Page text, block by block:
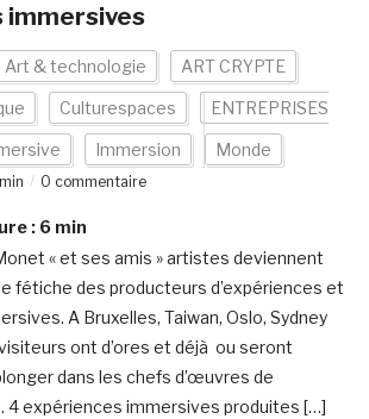
immersives
Art & technologie ART CRYPTE
Culturespaces ENTREPRISES
Immersion Monde
0 commentaire
: 6 min
« et ses amis » artistes deviennent
fétiche des producteurs d’expériences et
A Bruxelles, Taiwan, Oslo, Sydney
ont d’ores et déjà ou seront
dans les chefs d’œuvres de
4 expériences immersives produites […]